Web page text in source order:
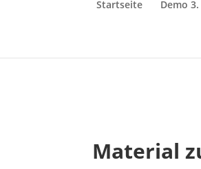
Startseite Demo
Material